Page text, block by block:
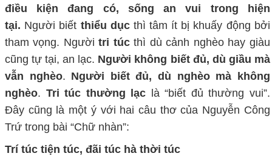
điều kiện đang có, sống an vui trong hiện
tại. Người biết thiểu dụcthì tâm ít bị khuấy động bởi
tham vọng. Ngườitri túcthì dù cảnh nghèo hay giàu
cũng tự tại, an lạc. Người không biết đủ, dù giầu mà
vẫn nghèo. Người biết đủ, dù nghèo mà không
nghèo. Tri túc thường lạc là “biết đủ thường vui”.
Đây cũng là một ý với hai câu thơ của Nguyễn Công
Trứ trong bài “Chữ nhàn”:
Trí túc tiện túc, đãi túc hà thời túc